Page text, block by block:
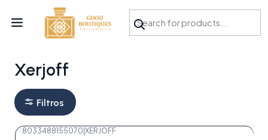
¡APROVECHA NUESTRAS OFERTAS EN TUBBEES ESTE DÍA DEL NIÑO!
Inicio Perfumes Xerjoff
Xerjoff
Filtros
8033488155070 XERJOFF